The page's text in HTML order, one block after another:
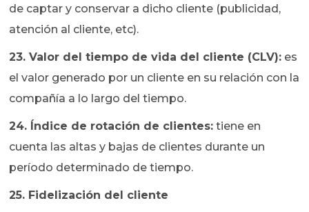
de captar y conservar a dicho cliente (publicidad,
atención al cliente, etc).
23. Valor del tiempo de vida del cliente (CLV): es
el valor generado por un cliente en su relación con la
compañía a lo largo del tiempo.
24. Índice de rotación de clientes: tiene en
cuenta las altas y bajas de clientes durante un
período determinado de tiempo.
25. Fidelización del cliente